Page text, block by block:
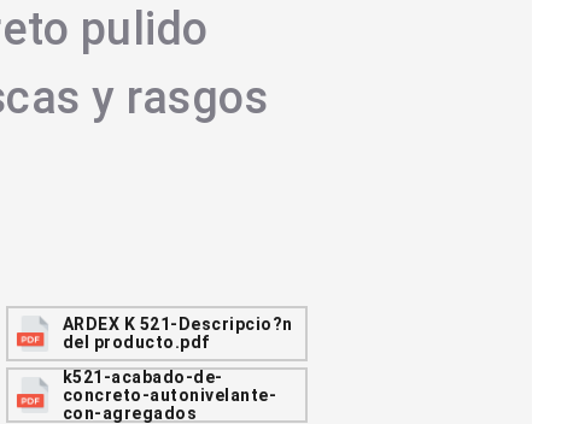
pulido
y rasgos
ARDEX K 521-Descripcio?n
del producto.pdf
k521-acabado-de-
concreto-autonivelante-
con-agregados